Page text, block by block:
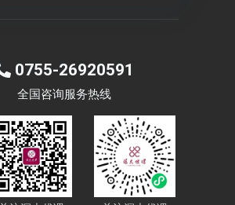
0755-26920591
全国咨询服务热线